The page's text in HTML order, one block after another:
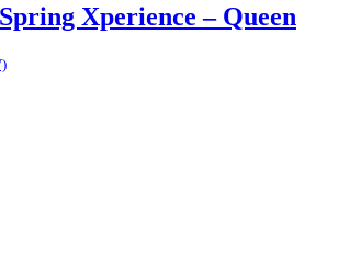
Xperience – Queen